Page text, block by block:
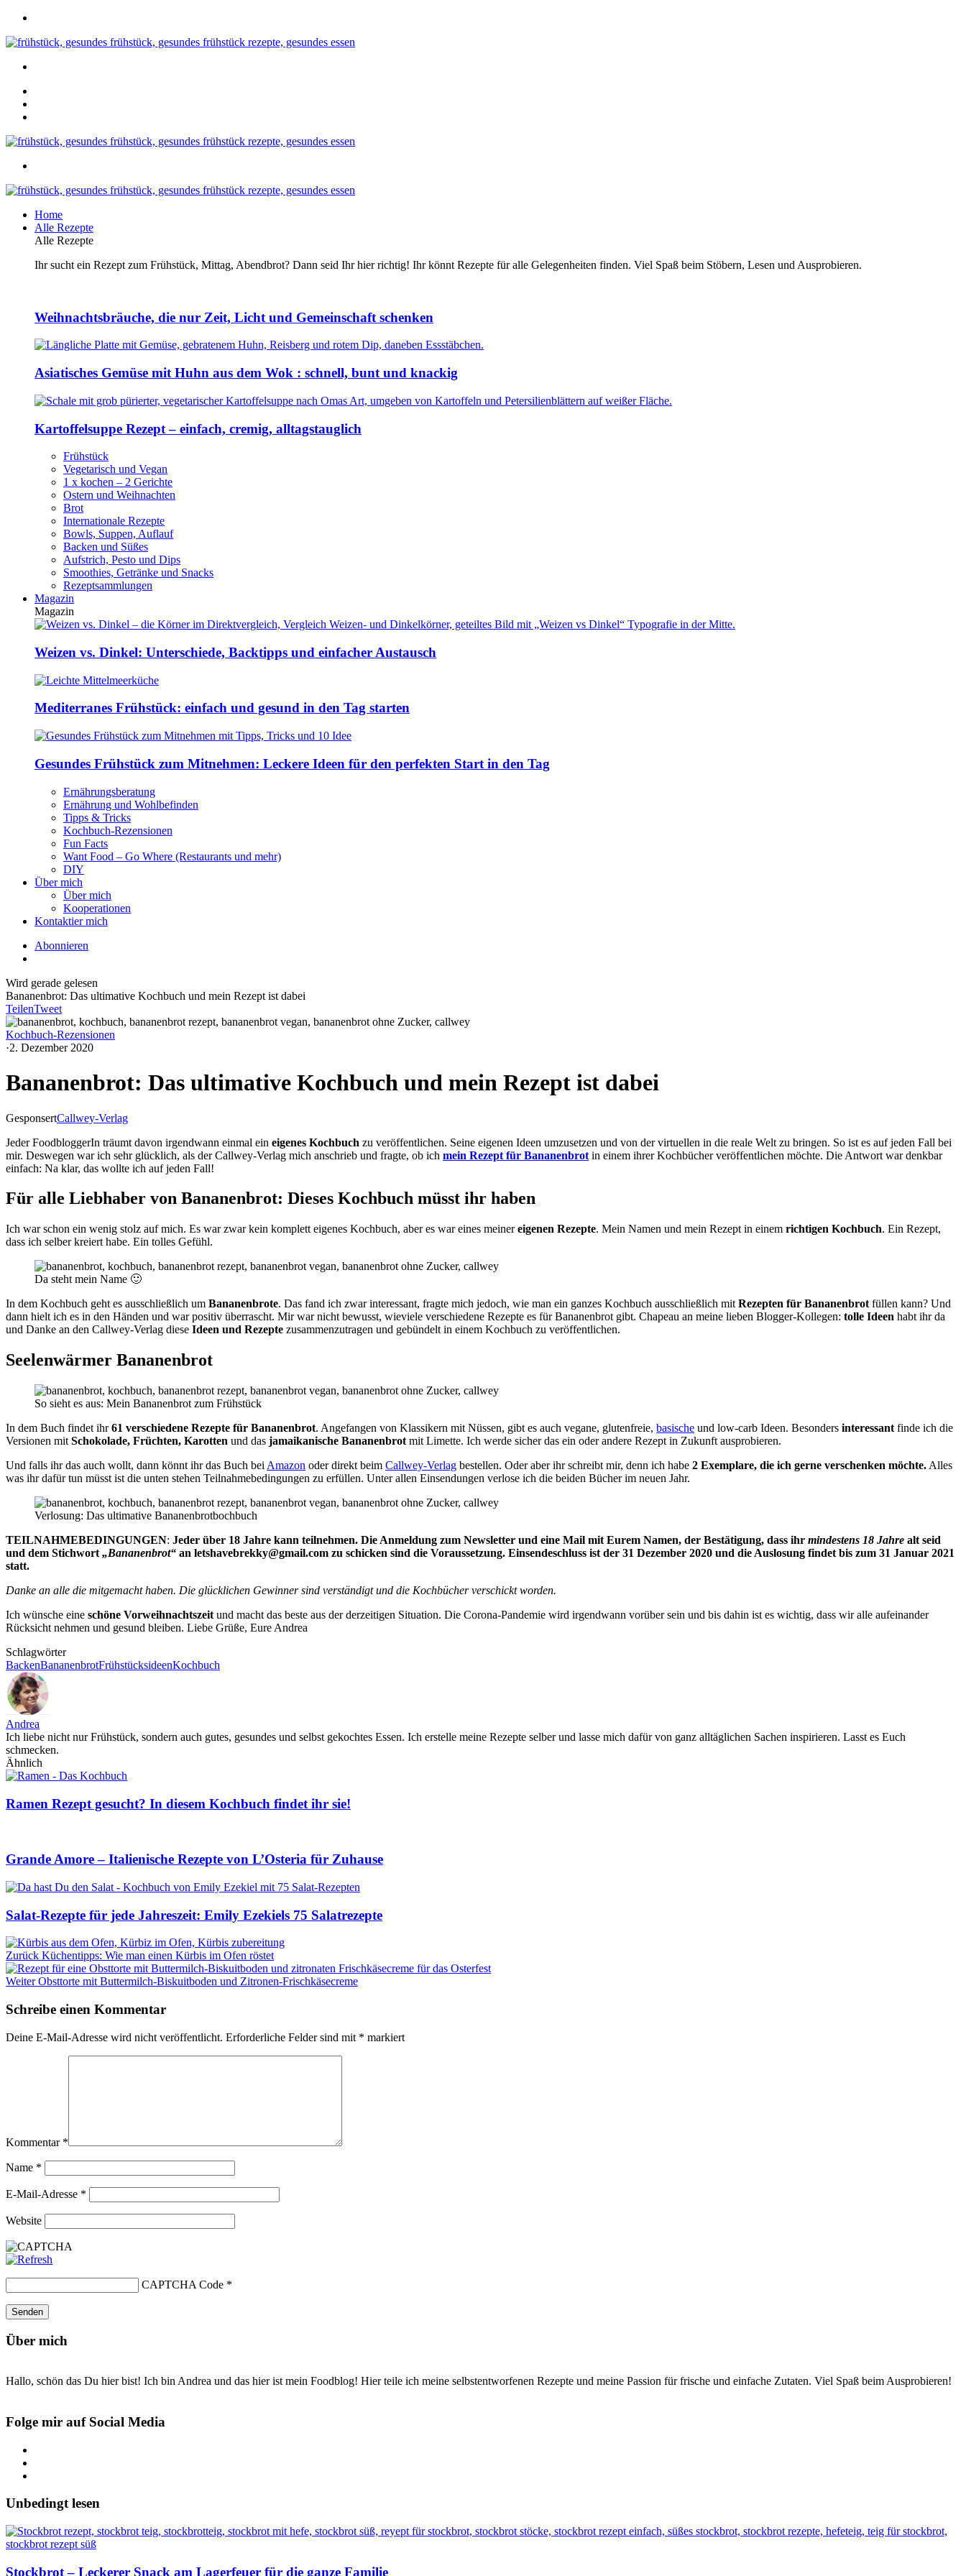
Home
Alle Rezepte
Alle Rezepte
Ihr sucht ein Rezept zum Frühstück, Mittag, Abendbrot? Dann seid Ihr hier richtig! Ihr könnt Rezepte für alle Gelegenheiten finden. Viel Spaß beim Stöbern, Lesen und Ausprobieren.
Weihnachtsbräuche, die nur Zeit, Licht und Gemeinschaft schenken
Asiatisches Gemüse mit Huhn aus dem Wok : schnell, bunt und knackig
Kartoffelsuppe Rezept – einfach, cremig, alltagstauglich
Frühstück
Vegetarisch und Vegan
1 x kochen – 2 Gerichte
Ostern und Weihnachten
Brot
Internationale Rezepte
Bowls, Suppen, Auflauf
Backen und Süßes
Aufstrich, Pesto und Dips
Smoothies, Getränke und Snacks
Rezeptsammlungen
Magazin
Magazin
Weizen vs. Dinkel: Unterschiede, Backtipps und einfacher Austausch
Mediterranes Frühstück: einfach und gesund in den Tag starten
Gesundes Frühstück zum Mitnehmen: Leckere Ideen für den perfekten Start in den Tag
Ernährungsberatung
Ernährung und Wohlbefinden
Tipps & Tricks
Kochbuch-Rezensionen
Fun Facts
Want Food – Go Where (Restaurants und mehr)
DIY
Über mich
Über mich
Kooperationen
Kontaktier mich
Abonnieren
Wird gerade gelesen
Bananenbrot: Das ultimative Kochbuch und mein Rezept ist dabei
TeilenTweet
Kochbuch-Rezensionen
·2. Dezember 2020
Bananenbrot: Das ultimative Kochbuch und mein Rezept ist dabei
GesponsertCallwey-Verlag
Jeder FoodbloggerIn träumt davon irgendwann einmal ein eigenes Kochbuch zu veröffentlichen. Seine eigenen Ideen umzusetzen und von der virtuellen in die reale Welt zu bringen. So ist es auf jeden Fall bei
mir. Deswegen war ich sehr glücklich, als der Callwey-Verlag mich anschrieb und fragte, ob ich mein Rezept für Bananenbrot in einem ihrer Kochbücher veröffentlichen möchte. Die Antwort war denkbar
einfach: Na klar, das wollte ich auf jeden Fall!
Für alle Liebhaber von Bananenbrot: Dieses Kochbuch müsst ihr haben
Ich war schon ein wenig stolz auf mich. Es war zwar kein komplett eigenes Kochbuch, aber es war eines meinereigenen Rezepte. Mein Namen und mein Rezept in einem richtigen Kochbuch. Ein Rezept,
dass ich selber kreiert habe. Ein tolles Gefühl.
Da steht mein Name 🙂
In dem Kochbuch geht es ausschließlich um Bananenbrote. Das fand ich zwar interessant, fragte mich jedoch, wie man ein ganzes Kochbuch ausschließlich mit Rezepten für Bananenbrot füllen kann? Und
dann hielt ich es in den Händen und war positiv überrascht. Mir war nicht bewusst, wieviele verschiedene Rezepte es für Bananenbrot gibt. Chapeau an meine lieben Blogger-Kollegen: tolle Ideen habt ihr da
und Danke an den Callwey-Verlag diese Ideen und Rezepte zusammenzutragen und gebündelt in einem Kochbuch zu veröffentlichen.
Seelenwärmer Bananenbrot
So sieht es aus: Mein Bananenbrot zum Frühstück
In dem Buch findet ihr61 verschiedene Rezepte für Bananenbrot. Angefangen von Klassikern mit Nüssen, gibt es auch vegane, glutenfreie, basische und low-carb Ideen. Besonders interessant finde ich die
Versionen mit Schokolade, Früchten, Karotten und das jamaikanische Bananenbrot mit Limette. Ich werde sicher das ein oder andere Rezept in Zukunft ausprobieren.
Und falls ihr das auch wollt, dann könnt ihr das Buch bei Amazon oder direkt beim Callwey-Verlag bestellen. Oder aber ihr schreibt mir, denn ich habe 2 Exemplare, die ich gerne verschenken möchte. Alles
was ihr dafür tun müsst ist die unten stehen Teilnahmebedingungen zu erfüllen. Unter allen Einsendungen verlose ich die beiden Bücher im neuen Jahr.
Verlosung: Das ultimative Bananenbrotbochbuch
TEILNAHMEBEDINGUNGEN: Jeder über 18 Jahre kann teilnehmen. Die Anmeldung zum Newsletter und eine Mail mit Eurem Namen, der Bestätigung, dass ihr mindestens 18 Jahre alt seid
und dem Stichwort „Bananenbrot“ an letshavebrekky@gmail.com zu schicken sind die Voraussetzung. Einsendeschluss ist der 31 Dezember 2020 und die Auslosung findet bis zum 31 Januar 2021
statt.
Danke an alle die mitgemacht haben. Die glücklichen Gewinner sind verständigt und die Kochbücher verschickt worden.
Ich wünsche eine schöne Vorweihnachtszeit und macht das beste aus der derzeitigen Situation. Die Corona-Pandemie wird irgendwann vorüber sein und bis dahin ist es wichtig, dass wir alle aufeinander
Rücksicht nehmen und gesund bleiben. Liebe Grüße, Eure Andrea
Schlagwörter
BackenBananenbrotFrühstücksideenKochbuch
Andrea
Ich liebe nicht nur Frühstück, sondern auch gutes, gesundes und selbst gekochtes Essen. Ich erstelle meine Rezepte selber und lasse mich dafür von ganz alltäglichen Sachen inspirieren. Lasst es Euch
schmecken.
Ähnlich
Ramen Rezept gesucht? In diesem Kochbuch findet ihr sie!
Grande Amore – Italienische Rezepte von L’Osteria für Zuhause
Salat-Rezepte für jede Jahreszeit: Emily Ezekiels 75 Salatrezepte
Zurück Küchentipps: Wie man einen Kürbis im Ofen röstet
WeiterObsttorte mit Buttermilch-Biskuitboden und Zitronen-Frischkäsecreme
Schreibe einen Kommentar
Deine E-Mail-Adresse wird nicht veröffentlicht. Erforderliche Felder sind mit * markiert
Kommentar *
Name *
E-Mail-Adresse *
Website
CAPTCHA Code *
Über mich
Hallo, schön das Du hier bist! Ich bin Andrea und das hier ist mein Foodblog! Hier teile ich meine selbstentworfenen Rezepte und meine Passion für frische und einfache Zutaten. Viel Spaß beim Ausprobieren!
Folge mir auf Social Media
Unbedingt lesen
Stockbrot – Leckerer Snack am Lagerfeuer für die ganze Familie